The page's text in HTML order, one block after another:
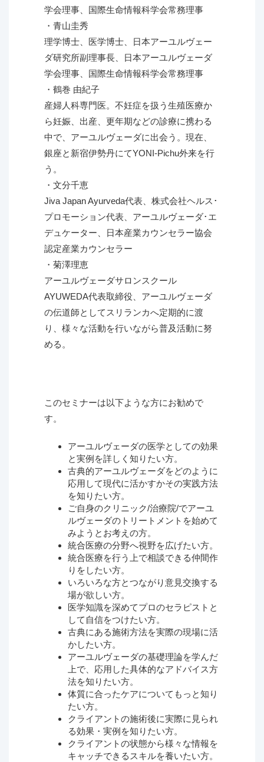
学会理事、国際生命情報科学会常務理事
・青山圭秀
理学博士、医学博士、日本アーユルヴェー
ダ研究所副理事長、日本アーユルヴェーダ
学会理事、国際生命情報科学会常務理事
・鶴巻 由紀子
産婦人科専門医。不妊症を扱う生殖医療か
ら妊娠、出産、更年期などの診療に携わる
中で、アーユルヴェーダに出会う。現在、
銀座と新宿伊勢丹にてYONI-Pichu外来を行
う。
・文分千恵
Jiva Japan Ayurveda代表、株式会社ヘルス･
プロモーション代表、アーユルヴェーダ･エ
デュケーター、日本産業カウンセラー協会
認定産業カウンセラー
・菊澤理恵
アーユルヴェーダサロンスクール
AYUWEDA代表取締役、アーユルヴェーダ
の伝道師としてスリランカへ定期的に渡
り、様々な活動を行いながら普及活動に努
める。
このセミナーは以下ような方にお勧めで
す。
アーユルヴェーダの医学としての効果
と実例を詳しく知りたい方。
古典的アーユルヴェーダをどのように
応用して現代に活かすかその実践方法
を知りたい方。
ご自身のクリニック/治療院/でアーユ
ルヴェーダのトリートメントを始めて
みようとお考えの方。
統合医療の分野へ視野を広げたい方。
統合医療を行う上で相談できる仲間作
りをしたい方。
いろいろな方とつながり意見交換する
場が欲しい方。
医学知識を深めてプロのセラピストと
して自信をつけたい方。
古典にある施術方法を実際の現場に活
かしたい方。
アーユルヴェーダの基礎理論を学んだ
上で、応用した具体的なアドバイス方
法を知りたい方。
体質に合ったケアについてもっと知り
たい方。
クライアントの施術後に実際に見られ
る効果・実例を知りたい方。
クライアントの状態から様々な情報を
キャッチできるスキルを養いたい方。